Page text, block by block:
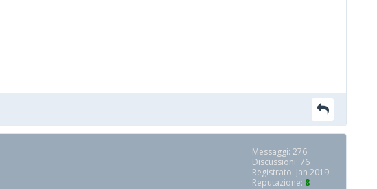
Messaggi: 276
Discussioni: 76
Registrato: Jan 2019
Reputazione: 8